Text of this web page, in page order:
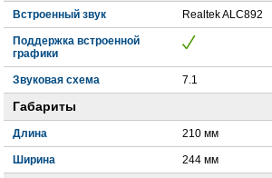
Встроенный звук Realtek ALC892
Поддержка встроенной
графики
Звуковая схема 7.1
Габариты
Длина 210 мм
Ширина 244 мм